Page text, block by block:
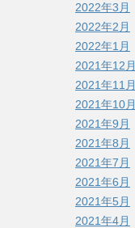
2022年3月
2022年2月
2022年1月
2021年12月
2021年11月
2021年10月
2021年9月
2021年8月
2021年7月
2021年6月
2021年5月
2021年4月